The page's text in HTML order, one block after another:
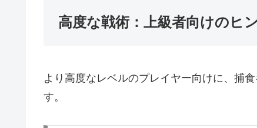
高度な戦術：上級者向けのヒ
より高度なレベルのプレイヤー向けに、捕
す。